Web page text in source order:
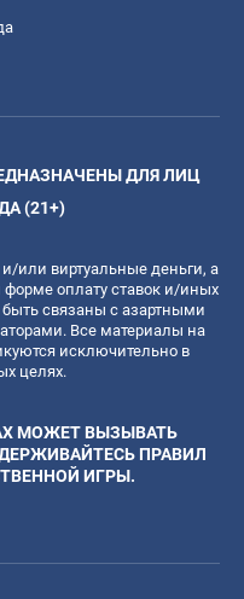
ДЛЯ ЛИЦ
(21+)
или виртуальные деньги, а
оплату ставок и/иных
связаны с азартными
Все материалы на
исключительно в
целях.
МОЖЕТ ВЫЗЫВАТЬ
ПРАВИЛ
ИГРЫ.